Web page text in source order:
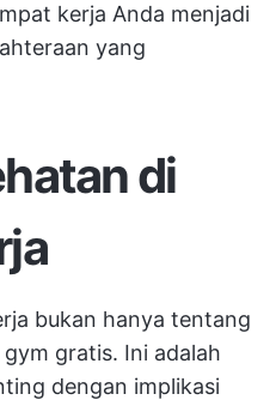
kerja Anda menjadi
yang
di
bukan hanya tentang
gratis. Ini adalah
dengan implikasi